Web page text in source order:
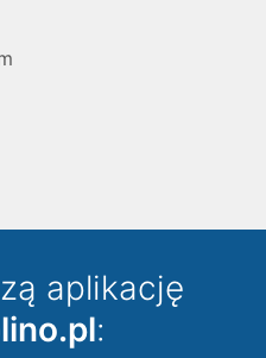
aplikację
: